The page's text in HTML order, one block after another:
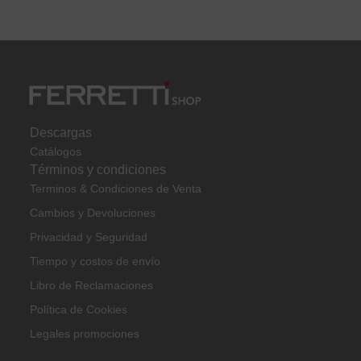
Descargas
Catálogos
Términos y condiciones
Terminos & Condiciones de Venta
Cambios y Devoluciones
Privacidad y Seguridad
Tiempo y costos de envío
Libro de Reclamaciones
Política de Cookies
Legales promociones